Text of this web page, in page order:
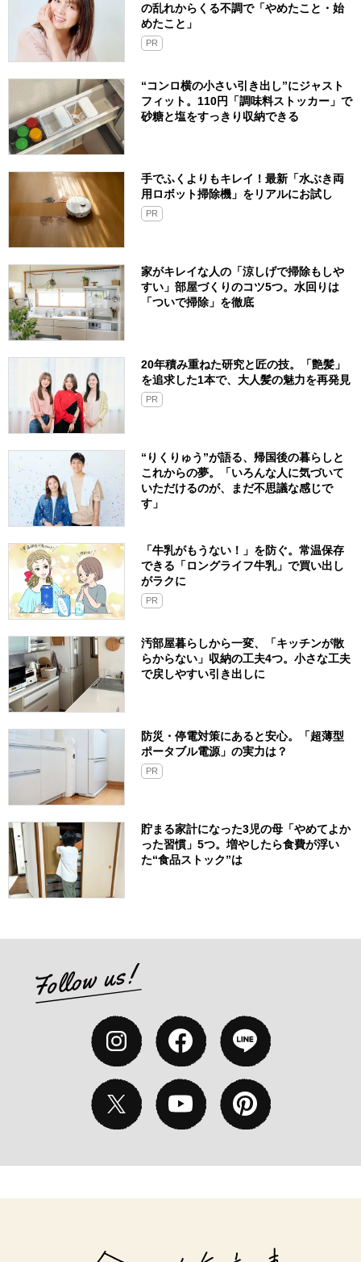
の乱れからくる不調で「やめたこと・始
めたこと」
PR
“コンロ横の小さい引き出し”にジャスト
フィット。110円「調味料ストッカー」で
砂糖と塩をすっきり収納できる
手でふくよりもキレイ！最新「水ぶき両
用ロボット掃除機」をリアルにお試し
PR
家がキレイな人の「涼しげで掃除もしや
すい」部屋づくりのコツ5つ。水回りは
「ついで掃除」を徹底
20年積み重ねた研究と匠の技。「艶髪」
を追求した1本で、大人髪の魅力を再発見
PR
“りくりゅう”が語る、帰国後の暮らしと
これからの夢。「いろんな人に気づいて
いただけるのが、まだ不思議な感じで
す」
「牛乳がもうない！」を防ぐ。常温保存
できる「ロングライフ牛乳」で買い出し
がラクに
PR
汚部屋暮らしから一変、「キッチンが散
らからない」収納の工夫4つ。小さな工夫
で戻しやすい引き出しに
防災・停電対策にあると安心。「超薄型
ポータブル電源」の実力は？​
PR
貯まる家計になった3児の母「やめてよか
った習慣」5つ。増やしたら食費が浮い
た“食品ストック”は